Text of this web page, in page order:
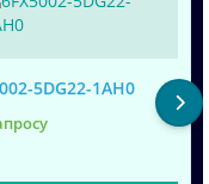
5DG22-1AH0